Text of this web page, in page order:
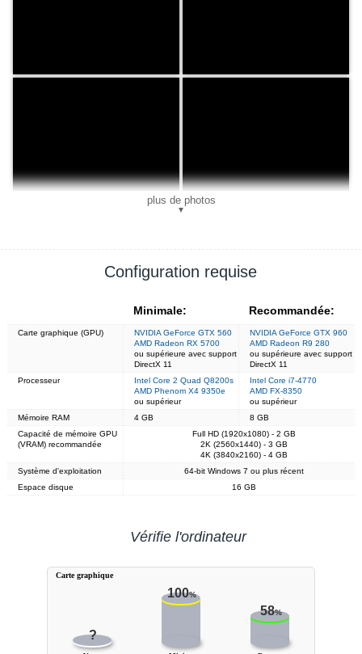
plus de photos
▼
Configuration requise
Minimale: Recommandée:
Carte graphique (GPU)
NVIDIA GeForce GTX 560
AMD Radeon RX 5700
ou supérieure avec support
DirectX 11
NVIDIA GeForce GTX 960
AMD Radeon R9 280
ou supérieure avec support
DirectX 11
Processeur
Intel Core 2 Quad Q8200s
AMD Phenom X4 9350e
ou supérieur
Intel Core i7-4770
AMD FX-8350
ou supérieur
Mémoire RAM
4 GB
8 GB
Capacité de mémoire GPU
(VRAM) recommandée
Full HD (1920x1080) - 2 GB
2K (2560x1440) - 3 GB
4K (3840x2160) - 4 GB
Système d'exploitation
64-bit Windows 7 ou plus récent
Espace disque
16 GB
Vérifie l'ordinateur
?
100%
58%
Carte graphique